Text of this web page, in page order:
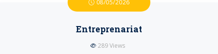
08/05/2026
Entreprenariat
289Views